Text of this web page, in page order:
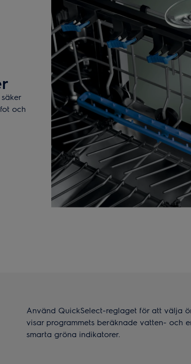
och
Använd QuickSelect-reglaget för att välja
visar programmets beräknade vatten- och
smarta gröna indikatorer.